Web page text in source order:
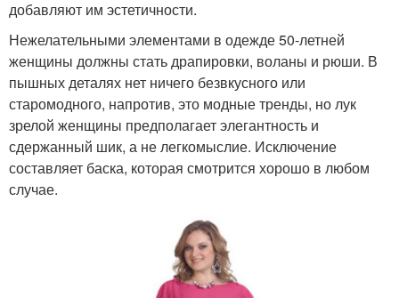
добавляют им эстетичности.
Нежелательными элементами в одежде 50-летней
женщины должны стать драпировки, воланы и рюши. В
пышных деталях нет ничего безвкусного или
старомодного, напротив, это модные тренды, но лук
зрелой женщины предполагает элегантность и
сдержанный шик, а не легкомыслие. Исключение
составляет баска, которая смотрится хорошо в любом
случае.